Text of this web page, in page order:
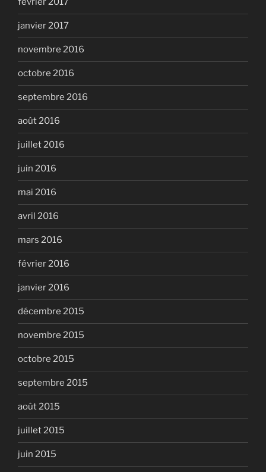
janvier 2017
novembre 2016
octobre 2016
septembre 2016
août 2016
juillet 2016
juin 2016
mai 2016
avril 2016
mars 2016
février 2016
janvier 2016
décembre 2015
novembre 2015
octobre 2015
septembre 2015
août 2015
juillet 2015
juin 2015